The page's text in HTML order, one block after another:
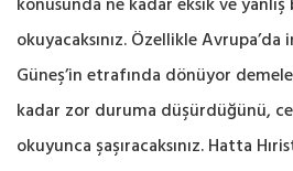
okuyacaksınız. Özellikle Avrupa’da
Güneş’in etrafında dönüyor
kadar zor duruma düşürdüğünü,
okuyunca şaşıracaksınız. Hatta